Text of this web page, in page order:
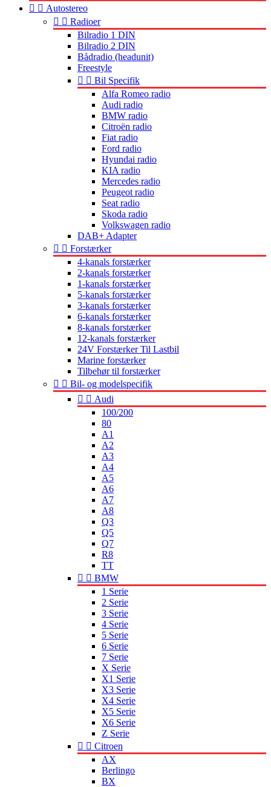
  Autostereo
  Radioer
Bilradio 1 DIN
Bilradio 2 DIN
Bådradio (headunit)
Freestyle
  Bil Specifik
Alfa Romeo radio
Audi radio
BMW radio
Citroën radio
Fiat radio
Ford radio
Hyundai radio
KIA radio
Mercedes radio
Peugeot radio
Seat radio
Skoda radio
Volkswagen radio
DAB+ Adapter
  Forstærker
4-kanals forstærker
2-kanals forstærker
1-kanals forstærker
5-kanals forstærker
3-kanals forstærker
6-kanals forstærker
8-kanals forstærker
12-kanals forstærker
24V Forstærker Til Lastbil
Marine forstærker
Tilbehør til forstærker
  Bil- og modelspecifik
  Audi
100/200
80
A1
A2
A3
A4
A5
A6
A7
A8
Q3
Q5
Q7
R8
TT
  BMW
1 Serie
2 Serie
3 Serie
4 Serie
5 Serie
6 Serie
7 Serie
X Serie
X1 Serie
X3 Serie
X4 Serie
X5 Serie
X6 Serie
Z Serie
  Citroen
AX
Berlingo
BX